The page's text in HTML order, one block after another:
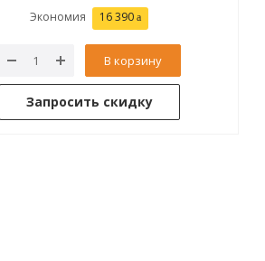
Экономия 16 390
В корзину
Запросить скидку